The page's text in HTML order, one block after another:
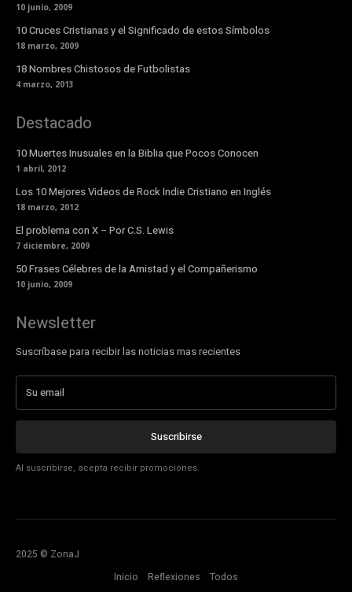
10 junio, 2009
10 Cruces Cristianas y el Significado de estos Símbolos
18 marzo, 2009
18 Nombres Chistosos de Futbolistas
4 marzo, 2013
Destacado
10 Muertes Inusuales en la Biblia que Pocos Conocen
1 abril, 2012
Los 10 Mejores Videos de Rock Indie Cristiano en Inglés
18 marzo, 2012
El problema con X – Por C.S. Lewis
7 diciembre, 2009
50 Frases Célebres de la Amistad y el Compañerismo
10 junio, 2009
Newsletter
Suscríbase para recibir las noticias mas recientes
Suscribirse
Al suscribirse, acepta recibir promociones.
2025 © ZonaJ
Inicio
Reflexiones Todos